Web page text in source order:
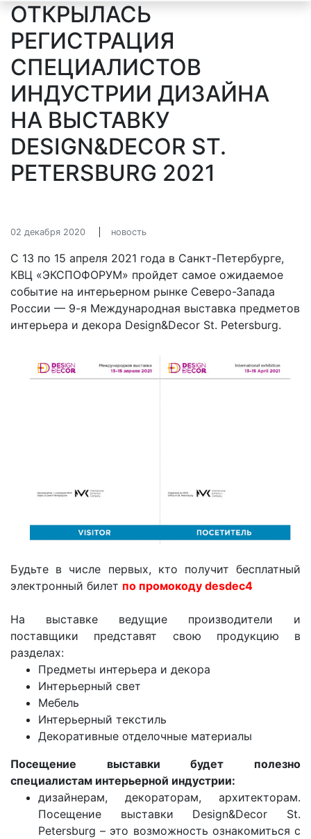
ОТКРЫЛАСЬ
РЕГИСТРАЦИЯ
СПЕЦИАЛИСТОВ
ИНДУСТРИИ ДИЗАЙНА
НА ВЫСТАВКУ
DESIGN&DECOR ST.
PETERSBURG 2021
02 декабря 2020 новость
С 13 по 15 апреля 2021 года в Санкт-Петербурге,
КВЦ «ЭКСПОФОРУМ» пройдет самое ожидаемое
событие на интерьерном рынке Северо-Запада
России — 9-я Международная выставка предметов
интерьера и декора Design&Decor St. Petersburg.
Будьте в числе первых, кто получит бесплатный
электронный билет по промокоду desdec4
На выставке ведущие производители и
поставщики представят свою продукцию в
разделах:
Предметы интерьера и декора
Интерьерный свет
Мебель
Интерьерный текстиль
Декоративные отделочные материалы
Посещение выставки будет полезно
специалистам интерьерной индустрии:
дизайнерам, декораторам, архитекторам.
Посещение выставки Design&Decor St.
Petersburg – это возможность ознакомиться с